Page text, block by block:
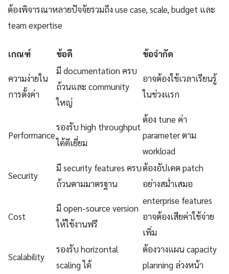
ต้องพิจารณาหลายปัจจัยรวมถึง use case, scale, budget และ
team expertise
เกณฑ์ ข้อดี ข้อจำกัด
ความง่ายใน
การตั้งค่า
มี documentation ครบ
ถ้วนและ community
ใหญ่
อาจต้องใช้เวลาเรียนรู้
ในช่วงแรก
Performance
รองรับ high throughput
ได้ดีเยี่ยม
ต้อง tune ค่า
parameter ตาม
workload
Security
มี security features ครบ
ถ้วนตามมาตรฐาน
ต้องอัปเดต patch
อย่างสม่ำเสมอ
Cost
มี open-source version
ให้ใช้งานฟรี
enterprise features
อาจต้องเสียค่าใช้จ่าย
เพิ่ม
Scalability
รองรับ horizontal
scaling ได้
ต้องวางแผน capacity
planning ล่วงหน้า